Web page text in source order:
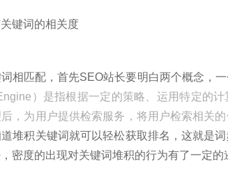
键词的相关度
匹配，首先SEO站长要明白两个概念，一
）是指根据一定的策略、运用特定的
，为用户提供检索服务，将用户检索相关的
堆积关键词就可以轻松获取排名，这就是
密度的出现对关键词堆积的行为有了一定的